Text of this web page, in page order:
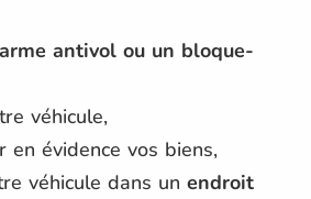
antivol ou un bloque-
véhicule,
en évidence vos biens,
véhicule dans un endroit